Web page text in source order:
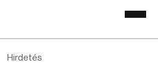
Hirdetés